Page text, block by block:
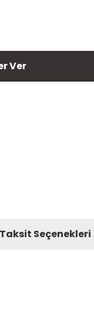
Ver
Taksit Seçenekleri